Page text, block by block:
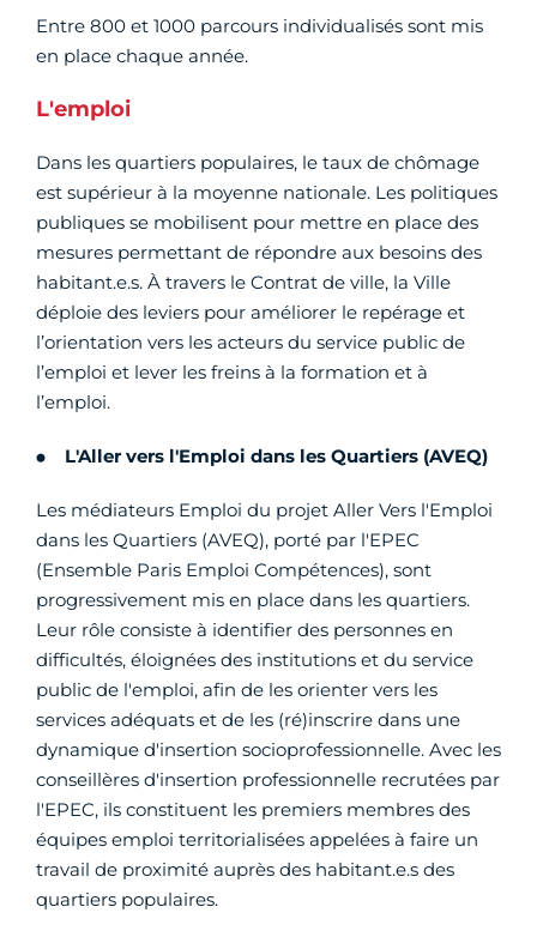
Entre 800 et 1000 parcours individualisés sont mis
en place chaque année.
L'emploi
Dans les quartiers populaires, le taux de chômage
est supérieur à la moyenne nationale. Les politiques
publiques se mobilisent pour mettre en place des
mesures permettant de répondre aux besoins des
habitant.e.s. À travers le Contrat de ville, la Ville
déploie des leviers pour améliorer le repérage et
l’orientation vers les acteurs du service public de
l’emploi et lever les freins à la formation et à
l’emploi.
L'Aller vers l'Emploi dans les Quartiers (AVEQ)
Les médiateurs Emploi du projet Aller Vers l'Emploi
dans les Quartiers (AVEQ), porté par l'EPEC
(Ensemble Paris Emploi Compétences), sont
progressivement mis en place dans les quartiers.
Leur rôle consiste à identifier des personnes en
difficultés, éloignées des institutions et du service
public de l'emploi, afin de les orienter vers les
services adéquats et de les (ré)inscrire dans une
dynamique d'insertion socioprofessionnelle. Avec les
conseillères d'insertion professionnelle recrutées par
l'EPEC, ils constituent les premiers membres des
équipes emploi territorialisées appelées à faire un
travail de proximité auprès des habitant.e.s des
quartiers populaires.